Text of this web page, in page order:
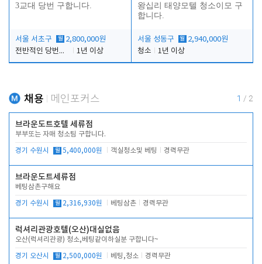
3교대 당번 구합니다.
서울 서초구 월 2,800,000원
전반적인 당번업무
1년 이상
왕십리 태양모텔 청소이모 구
합니다.
서울 성동구 월 2,940,000원
청소
1년 이상
채용 메인포커스 1 / 2
브라운도트호텔 세류점
부부또는 자매 청소팀 구합니다.
경기 수원시 월 5,400,000원 객실청소및 베팅 경력무관
브라운도트세류점
베팅삼촌구해요
경기 수원시 월 2,316,930원 베팅삼촌 경력무관
럭셔리관광호텔(오산)대실없음
오산(럭셔리관광) 청소,베팅같이하실분 구합니다~
경기 오산시 월 2,500,000원 베팅,청소 경력무관